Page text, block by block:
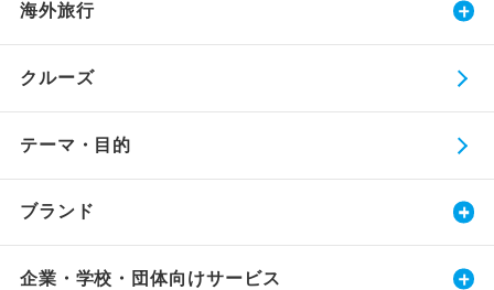
海外旅行
クルーズ
テーマ・目的
ブランド
企業・学校・団体向けサービス